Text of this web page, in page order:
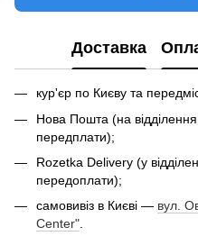
Доставка
кур'єр по Києву та
Нова Пошта (на
передплати);
Rozetka Delivery (у
передоплати);
самовивіз в Києві — вул.
Center".